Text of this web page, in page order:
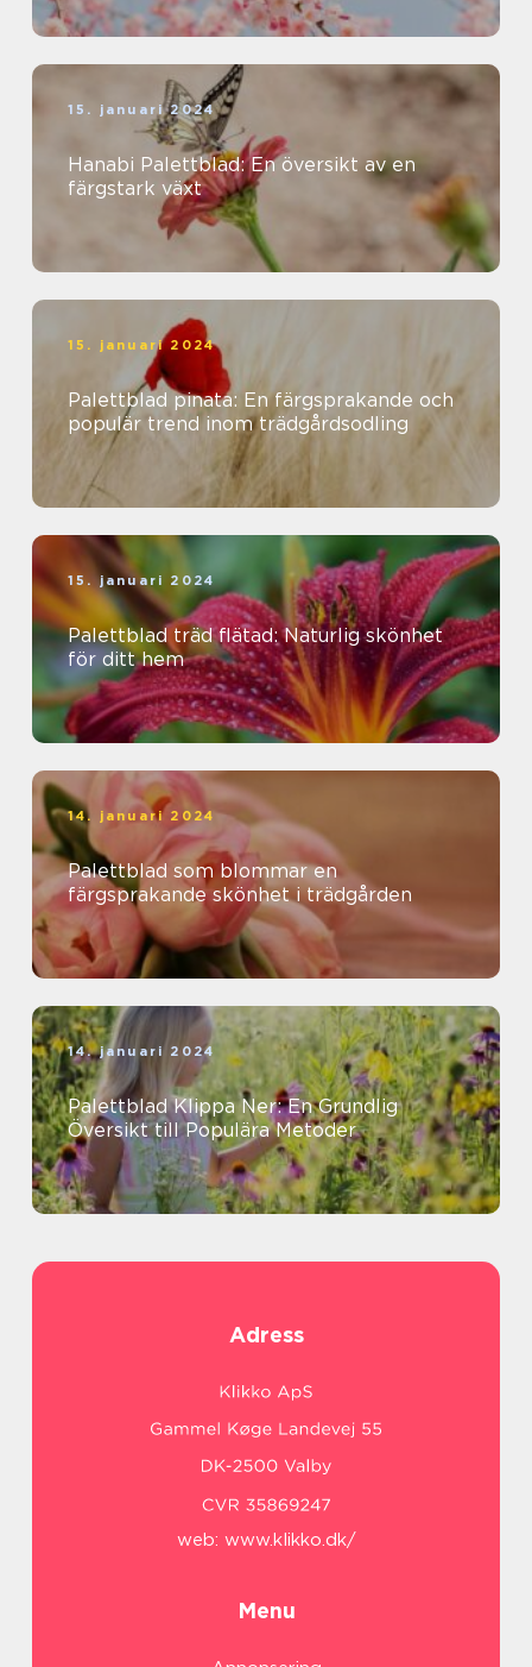
15. januari 2024
Hanabi Palettblad: En översikt av en
färgstark växt
15. januari 2024
Palettblad pinata: En färgsprakande och
populär trend inom trädgårdsodling
15. januari 2024
Palettblad träd flätad: Naturlig skönhet
för ditt hem
14. januari 2024
Palettblad som blommar en
färgsprakande skönhet i trädgården
14. januari 2024
Palettblad Klippa Ner: En Grundlig
Översikt till Populära Metoder
Adress
web: www.klikko.dk/
Menu